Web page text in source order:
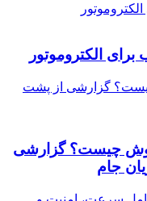
الکتروموتور
چیست؟ گزارشی از پشت
دوش چیست؟ گزارشی
جام